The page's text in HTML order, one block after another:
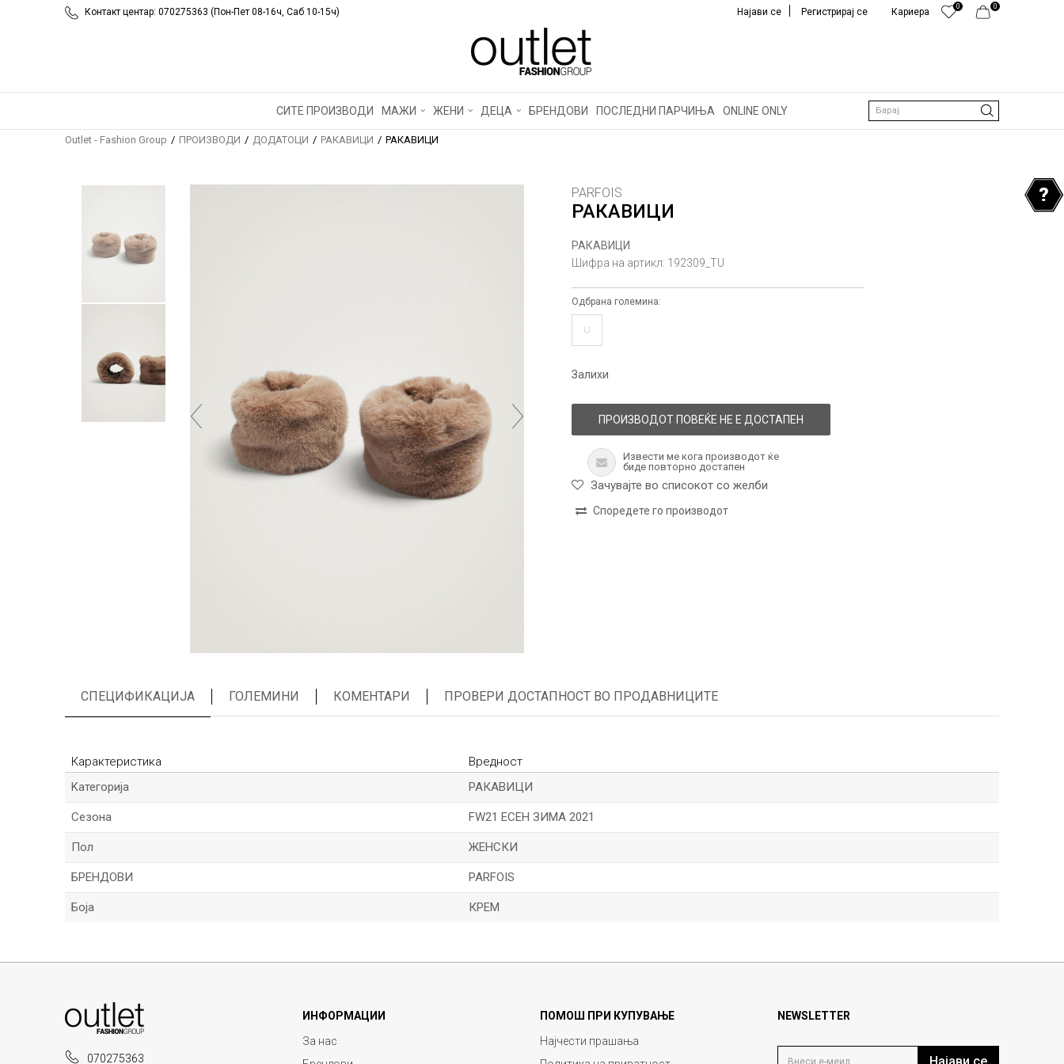
Контакт центар: 070275363 (Пон-Пет 08-16ч, Саб 10-15ч) 0
0
Кариера
Најави се Регистрирај се
СИТЕ ПРОИЗВОДИ МАЖИ ЖЕНИ ДЕЦА БРЕНДОВИ ПОСЛЕДНИ ПАРЧИЊА ONLINE ONLY Барај
Outlet - Fashion Group ПРОИЗВОДИ ДОДАТОЦИ РАКАВИЦИ РАКАВИЦИ
PARFOIS
РАКАВИЦИ
РАКАВИЦИ
Шифра на артикл: 192309_TU
Одбрана големина:
U
Залихи
ПРОИЗВОДОТ ПОВЕЌЕ НЕ Е ДОСТАПЕН
Извести ме кога производот ќе
биде повторно достапен
Зачувајте во списокот со желби
Споредете го производот
СПЕЦИФИКАЦИЈА ГОЛЕМИНИ КОМЕНТАРИ ПРОВЕРИ ДОСТАПНОСТ ВО ПРОДАВНИЦИТЕ
Карактеристика
Вредност
Kатегорија
РАКАВИЦИ
Сезона FW21 ЕСЕН ЗИМА 2021
Пол ЖЕНСКИ
БРЕНДОВИ PARFOIS
Боја КРЕМ
Порака
070275363
ИНФОРМАЦИИ
За нас
ПОМОШ ПРИ КУПУВАЊЕ
Најчести прашања
NEWSLETTER